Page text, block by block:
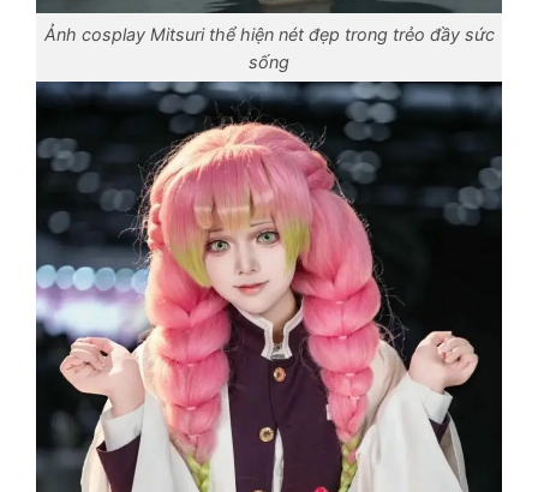
Ảnh cosplay Mitsuri thể hiện nét đẹp trong trẻo đầy sức
sống